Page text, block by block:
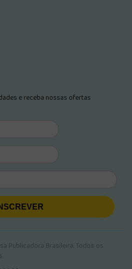
e receba nossas ofertas
Publicadora Brasileira. Todos os